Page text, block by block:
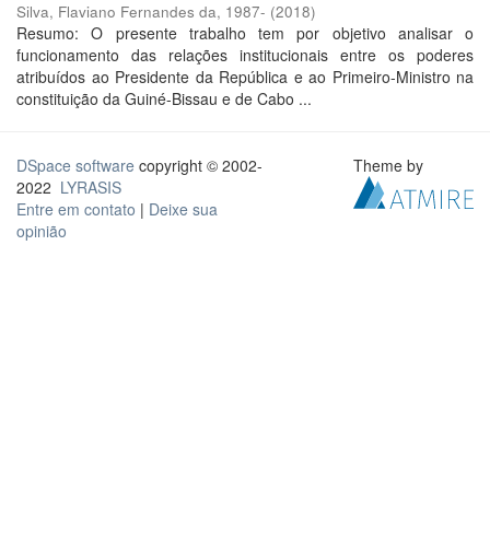
Silva, Flaviano Fernandes da, 1987- (2018)
Resumo: O presente trabalho tem por objetivo analisar o
funcionamento das relações institucionais entre os poderes
atribuídos ao Presidente da República e ao Primeiro-Ministro na
constituição da Guiné-Bissau e de Cabo ...
DSpace software copyright © 2002-
2022 LYRASIS
Entre em contato | Deixe sua
opinião
Theme by